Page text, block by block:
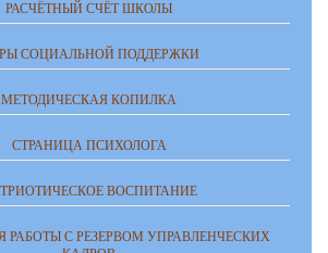
РАСЧЁТНЫЙ СЧЁТ ШКОЛЫ
СОЦИАЛЬНОЙ ПОДДЕРЖКИ
МЕТОДИЧЕСКАЯ КОПИЛКА
СТРАНИЦА ПСИХОЛОГА
ВОСПИТАНИЕ
РАБОТЫ С РЕЗЕРВОМ УПРАВЛЕНЧЕСКИХ